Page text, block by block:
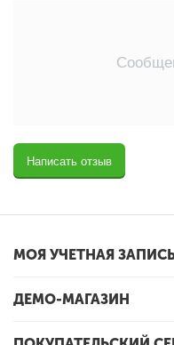
Написать отзыв
МОЯ УЧЕТНАЯ
ДЕМО-МАГАЗИН